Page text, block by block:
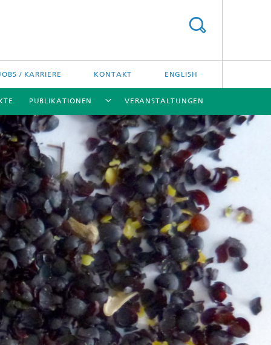
/ KARRIERE KONTAKT ENGLISH
PUBLIKATIONEN VERANSTALTUNGEN